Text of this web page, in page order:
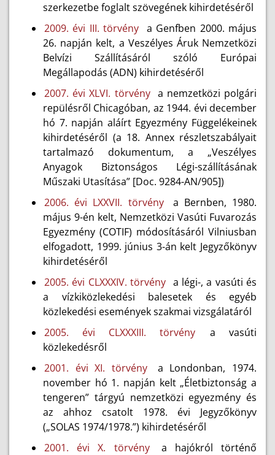
szerkezetbe foglalt szövegének kihirdetéséről
2009. évi III. törvény a Genfben 2000. május
26. napján kelt, a Veszélyes Áruk Nemzetközi
Belvízi Szállításáról szóló Európai
Megállapodás (ADN) kihirdetéséről
2007. évi XLVI. törvény a nemzetközi polgári
repülésről Chicagóban, az 1944. évi december
hó 7. napján aláírt Egyezmény Függelékeinek
kihirdetéséről (a 18. Annex részletszabályait
tartalmazó dokumentum, a „Veszélyes
Anyagok Biztonságos Légi-szállításának
Műszaki Utasítása” [Doc. 9284-AN/905])
2006. évi LXXVII. törvény
a Bernben, 1980.
május 9-én kelt, Nemzetközi Vasúti Fuvarozás
Egyezmény (COTIF) módosításáról Vilniusban
elfogadott, 1999. június 3-án kelt Jegyzőkönyv
kihirdetéséről
2005. évi CLXXXIV. törvény a légi-, a vasúti és
a vízkiközlekedési balesetek és egyéb
közlekedési események szakmai vizsgálatáról
2005. évi CLXXXIII. törvény a vasúti
közlekedésről
2001. évi XI. törvény
a Londonban, 1974.
november hó 1. napján kelt „Életbiztonság a
tengeren” tárgyú nemzetközi egyezmény és
az ahhoz csatolt 1978. évi Jegyzőkönyv
(„SOLAS 1974/1978.”) kihirdetéséről
2001. évi X. törvény
a hajókról történő